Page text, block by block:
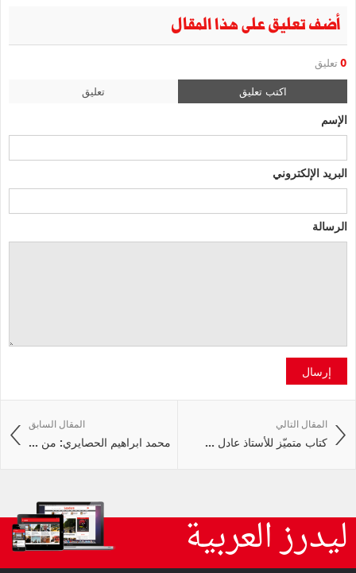
أضف تعليق على هذا المقال
0 تعليق
اكتب تعليق تعليق
الإسم
البريد الإلكتروني
الرسالة
إرسال
المقال السابق
محمد ابراهيم الحصايري: من ...
المقال التالي
كتاب متميّز للأستاذ عادل ...
ليدرز العربية